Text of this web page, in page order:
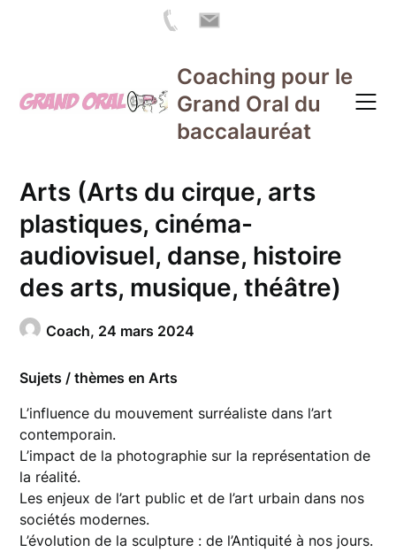
content
Coaching pour le
Grand Oral du
baccalauréat
Arts (Arts du cirque, arts
plastiques, cinéma-
audiovisuel, danse, histoire
des arts, musique, théâtre)
Coach, 24 mars 2024
Sujets / thèmes en Arts
L’influence du mouvement surréaliste dans l’art
contemporain.
L’impact de la photographie sur la représentation de
la réalité.
Les enjeux de l’art public et de l’art urbain dans nos
sociétés modernes.
L’évolution de la sculpture : de l’Antiquité à nos jours.